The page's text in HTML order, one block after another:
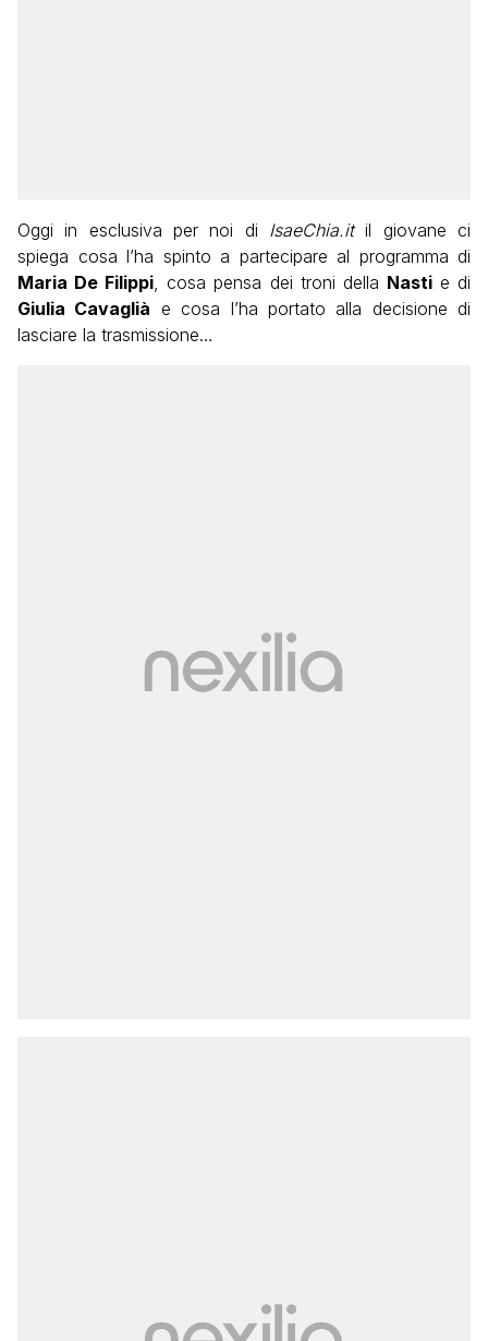
Oggi in esclusiva per noi di IsaeChia.itil giovane ci
spiega cosa l’ha spinto a partecipare al programma di
Maria De Filippi, cosa pensa dei troni della Nastie di
Giulia Cavaglià e cosa l’ha portato alla decisione di
lasciare la trasmissione…